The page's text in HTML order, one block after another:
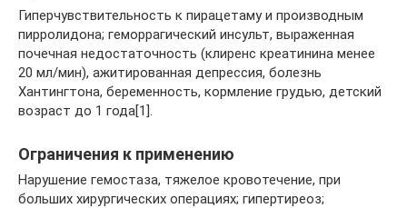
Гиперчувствительность к пирацетаму и производным
пирролидона; геморрагический инсульт, выраженная
почечная недостаточность (клиренс креатинина менее
20 мл/мин), ажитированная депрессия, болезнь
Хантингтона, беременность, кормление грудью, детский
возраст до 1 года[1].
Ограничения к применению
Нарушение гемостаза, тяжелое кровотечение, при
больших хирургических операциях; гипертиреоз;